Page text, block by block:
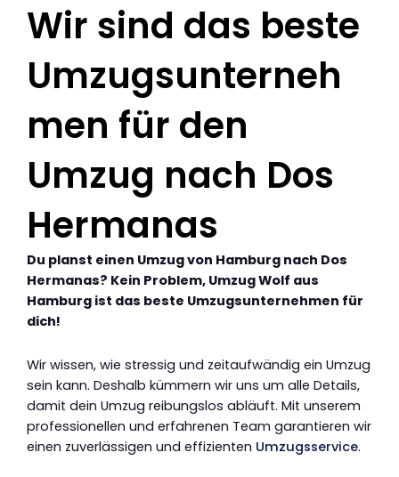
Wir sind das beste
Umzugsunterneh
men für den
Umzug nach Dos
Hermanas
Du planst einen Umzug von Hamburg nach Dos
Hermanas? Kein Problem, Umzug Wolf aus
Hamburg ist das beste Umzugsunternehmen für
dich!
Wir wissen, wie stressig und zeitaufwändig ein Umzug
sein kann. Deshalb kümmern wir uns um alle Details,
damit dein Umzug reibungslos abläuft. Mit unserem
professionellen und erfahrenen Team garantieren wir
einen zuverlässigen und effizienten Umzugsservice.